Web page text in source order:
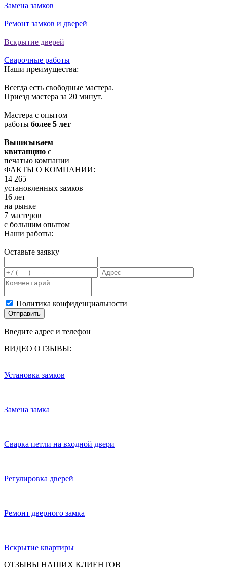
Замена замков
Ремонт замков и дверей
Вскрытие дверей
Сварочные работы
Наши преимущества:
Всегда есть свободные мастера.
Приезд мастера за 20 минут.
Мастера с опытом
работы более 5 лет
Выписываем
квитанцию с
печатью компании
ФАКТЫ О КОМПАНИИ:
14 265
установленных замков
16 лет
на рынке
7 мастеров
с большим опытом
Наши работы:
Оставьте заявку
Политика конфиденциальности
Отправить
Введите адрес и телефон
ВИДЕО ОТЗЫВЫ:
Установка замков
Замена замка
Сварка петли на входной двери
Регулировка дверей
Ремонт дверного замка
Вскрытие квартиры
ОТЗЫВЫ НАШИХ КЛИЕНТОВ